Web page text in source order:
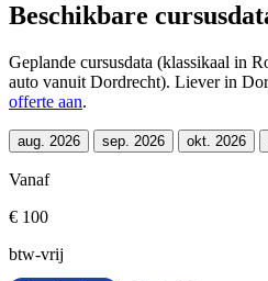
Beschikbare
Geplande cursusdata (klassikaal in
auto vanuit Dordrecht). Liever in
offerte aan.
aug. 2026 sep. 2026 okt. 2026
Vanaf
€ 100
btw-vrij